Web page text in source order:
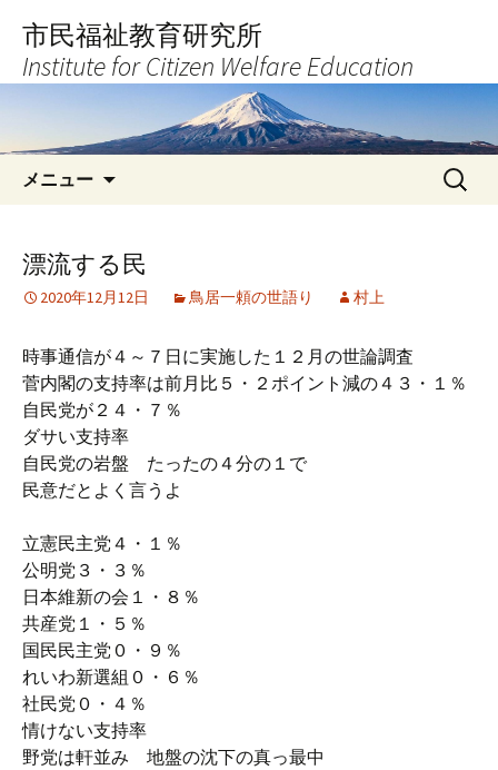
へ
キ
市民福祉教育研究所
Institute for Citizen Welfare Education
メニュー
検
索:
漂流する民
2020年12月12日 鳥居一頼の世語り 村上
時事通信が４～７日に実施した１２月の世論調査
菅内閣の支持率は前月比５・２ポイント減の４３・１％
自民党が２４・７％
ダサい支持率
自民党の岩盤 たったの４分の１で
民意だとよく言うよ
立憲民主党４・１％
公明党３・３％
日本維新の会１・８％
共産党１・５％
国民民主党０・９％
れいわ新選組０・６％
社民党０・４％
情けない支持率
野党は軒並み 地盤の沈下の真っ最中